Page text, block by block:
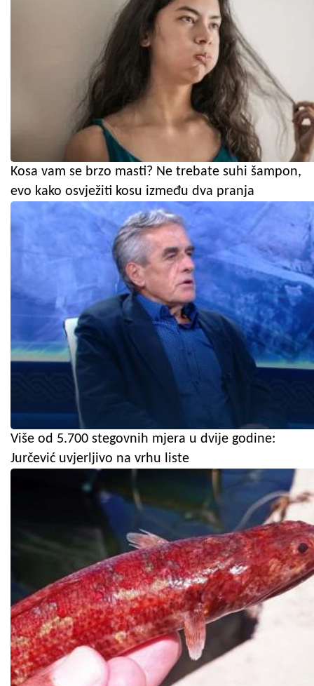
Kosa vam se brzo masti? Ne trebate suhi šampon,
evo kako osvježiti kosu između dva pranja
Više od 5.700 stegovnih mjera u dvije godine:
Jurčević uvjerljivo na vrhu liste